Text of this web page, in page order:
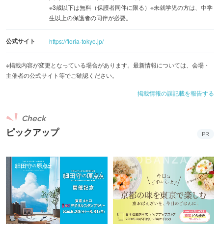
ズ、ポチャッコ、ハンギョドン、けろけろけろっぴ
■韓国での大人気商品も上陸
を記念して、オリジナルグッズも発売します。ホテルフロ
ームキーをモチーフにしたアクリルチャームや、ホテルス
テッカーセット、トラベル気分を楽しめる雑貨アイテムな
ど、ここでしか手に入らない特別なラインナップが展開さ
れます。
※内容の詳細は公式サイトをご確認ください。
© 2026 SANRIO CO., LTD. (APPROVAL NO. P180519-3)
※3歳以下は​無料​（保護者同伴に​限る）​※未就学児の方は、中学
生以上の保護者の同伴が必要。
公式サイト https://floria-tokyo.jp/
※掲載内容が変更となっている場合があります。最新情報については、会場・
主催者の公式サイト等でご確認ください。
掲載情報の誤記載を報告する
ピックアップ
Check
PR